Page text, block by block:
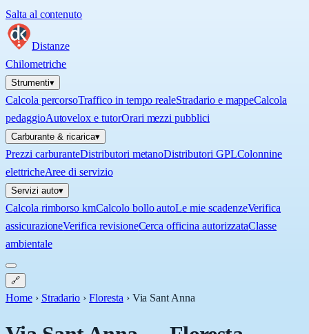
Salta al contenuto
Distanze
Chilometriche
Strumenti▾
Calcola percorsoTraffico in tempo realeStradario e mappeCalcola
pedaggioAutovelox e tutorOrari mezzi pubblici
Carburante & ricarica▾
Prezzi carburanteDistributori metanoDistributori GPLColonnine
elettricheAree di servizio
Servizi auto▾
Calcola rimborso kmCalcolo bollo autoLe mie scadenzeVerifica
assicurazioneVerifica revisioneCerca officina autorizzataClasse
ambientale
🔗
Home › Stradario › Floresta › Via Sant Anna